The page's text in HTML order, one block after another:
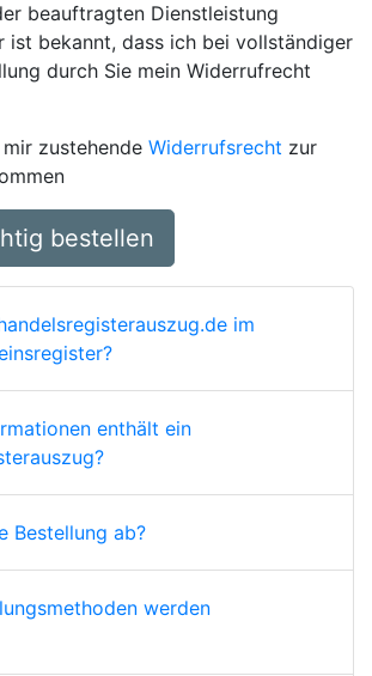
beauftragten Dienstleistung
ist bekannt, dass ich bei vollständiger
durch Sie mein Widerrufrecht
zustehende Widerrufsrecht zur
bestellen
im
enthält ein
Bestellung ab?
werden